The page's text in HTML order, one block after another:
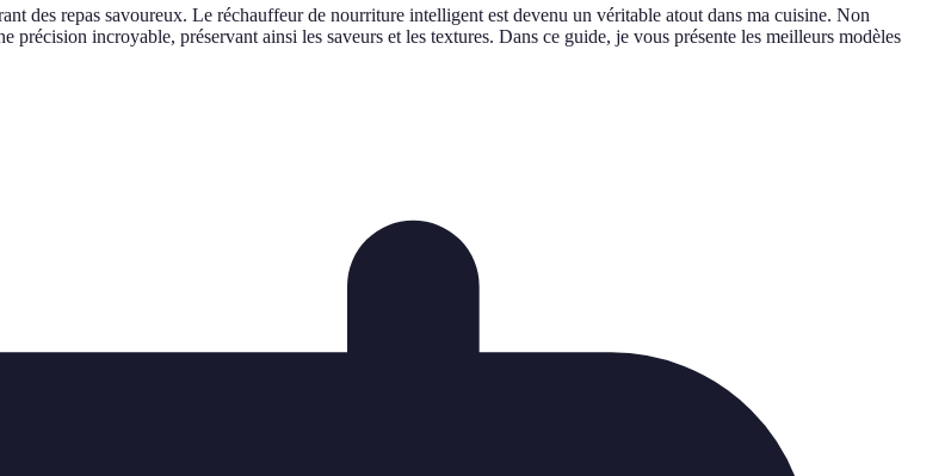
des repas savoureux. Le réchauffeur de nourriture intelligent est devenu un véritable atout dans ma cuisine. Non
incroyable, préservant ainsi les saveurs et les textures. Dans ce guide, je vous présente les meilleurs modèles